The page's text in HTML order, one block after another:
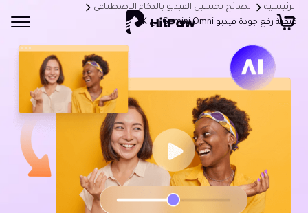
الرئيسية
نصائح تحسين الفيديو بالذكاء الاصطناعي
كيفية رفع جودة فيديو Gemini Omni إلى 4K